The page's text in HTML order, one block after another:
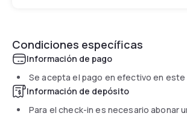
Condiciones específicas
Información de pago
Se acepta el pago en efectivo en
Información de depósito
Para el check-in es necesario abonar